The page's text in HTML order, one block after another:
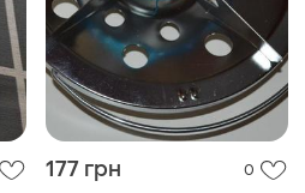
177 грн 0